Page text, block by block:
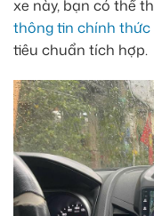
xe này, bạn có thể
thông tin chính thức
tiêu chuẩn tích hợp.